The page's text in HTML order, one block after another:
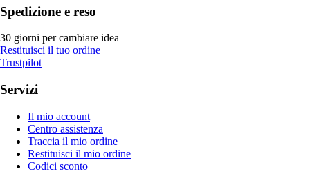
Spedizione e reso
30 giorni per cambiare idea
Restituisci il tuo ordine
Trustpilot
Servizi
Il mio account
Centro assistenza
Traccia il mio ordine
Restituisci il mio ordine
Codici sconto